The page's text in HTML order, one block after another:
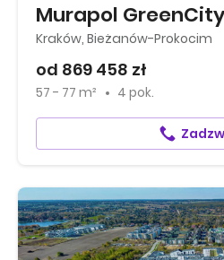
Murapol GreenCity
Kraków, Bieżanów-Prokocim
od 869 458 zł
57 - 77 m² 4 pok.